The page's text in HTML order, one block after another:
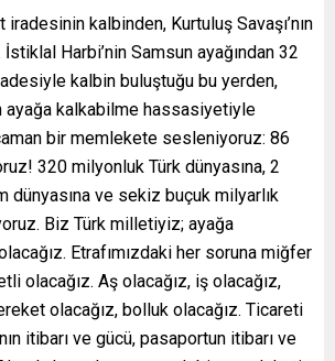
iradesinin kalbinden, Kurtuluş Savaşı’nın
Harbi’nin Samsun ayağından 32
kalbin buluştuğu bu yerden,
kalkabilme hassasiyetiyle
bir memlekete sesleniyoruz: 86
320 milyonluk Türk dünyasına, 2
dünyasına ve sekiz buçuk milyarlık
Biz Türk milletiyiz; ayağa
Etrafımızdaki her soruna miğfer
olacağız. Aş olacağız, iş olacağız,
olacağız, bolluk olacağız. Ticareti
itibarı ve gücü, pasaportun itibarı ve